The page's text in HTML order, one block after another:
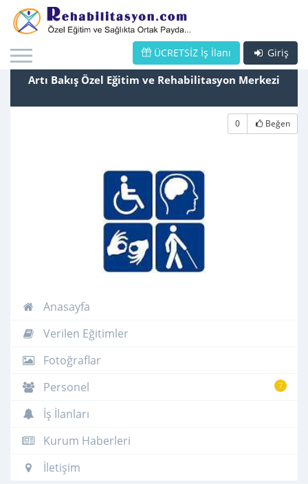
Giriş
ÜCRETSİZ İş İlanı
Artı Bakış Özel Eğitim ve Rehabilitasyon Merkezi
0 Beğen
Anasayfa
Verilen Eğitimler
Fotoğraflar
7
Personel
İş İlanları
Kurum Haberleri
İletişim